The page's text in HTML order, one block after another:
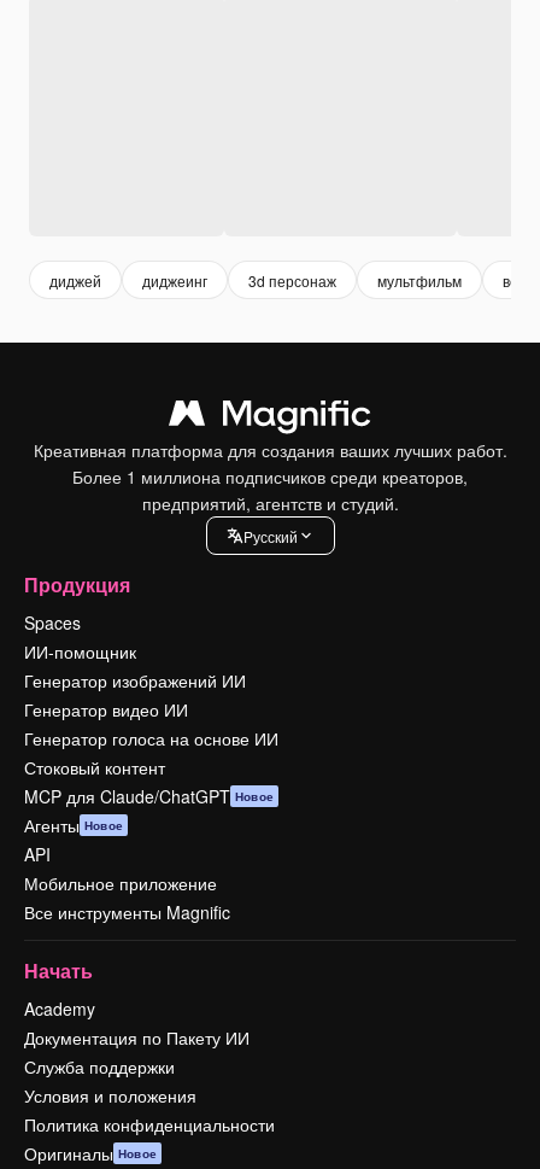
диджей диджеинг 3d персонаж мультфильм
Креативная платформа для создания ваших лучших работ.
Более 1 миллиона подписчиков среди креаторов,
предприятий, агентств и студий.
Pусский
Продукция
Spaces
ИИ-помощник
Генератор изображений ИИ
Генератор видео ИИ
Генератор голоса на основе ИИ
Стоковый контент
MCP для Claude/ChatGPT Новое
Агенты Новое
API
Мобильное приложение
Все инструменты Magnific
Начать
Academy
Документация по Пакету ИИ
Служба поддержки
Условия и положения
Политика конфиденциальности
Оригиналы Новое